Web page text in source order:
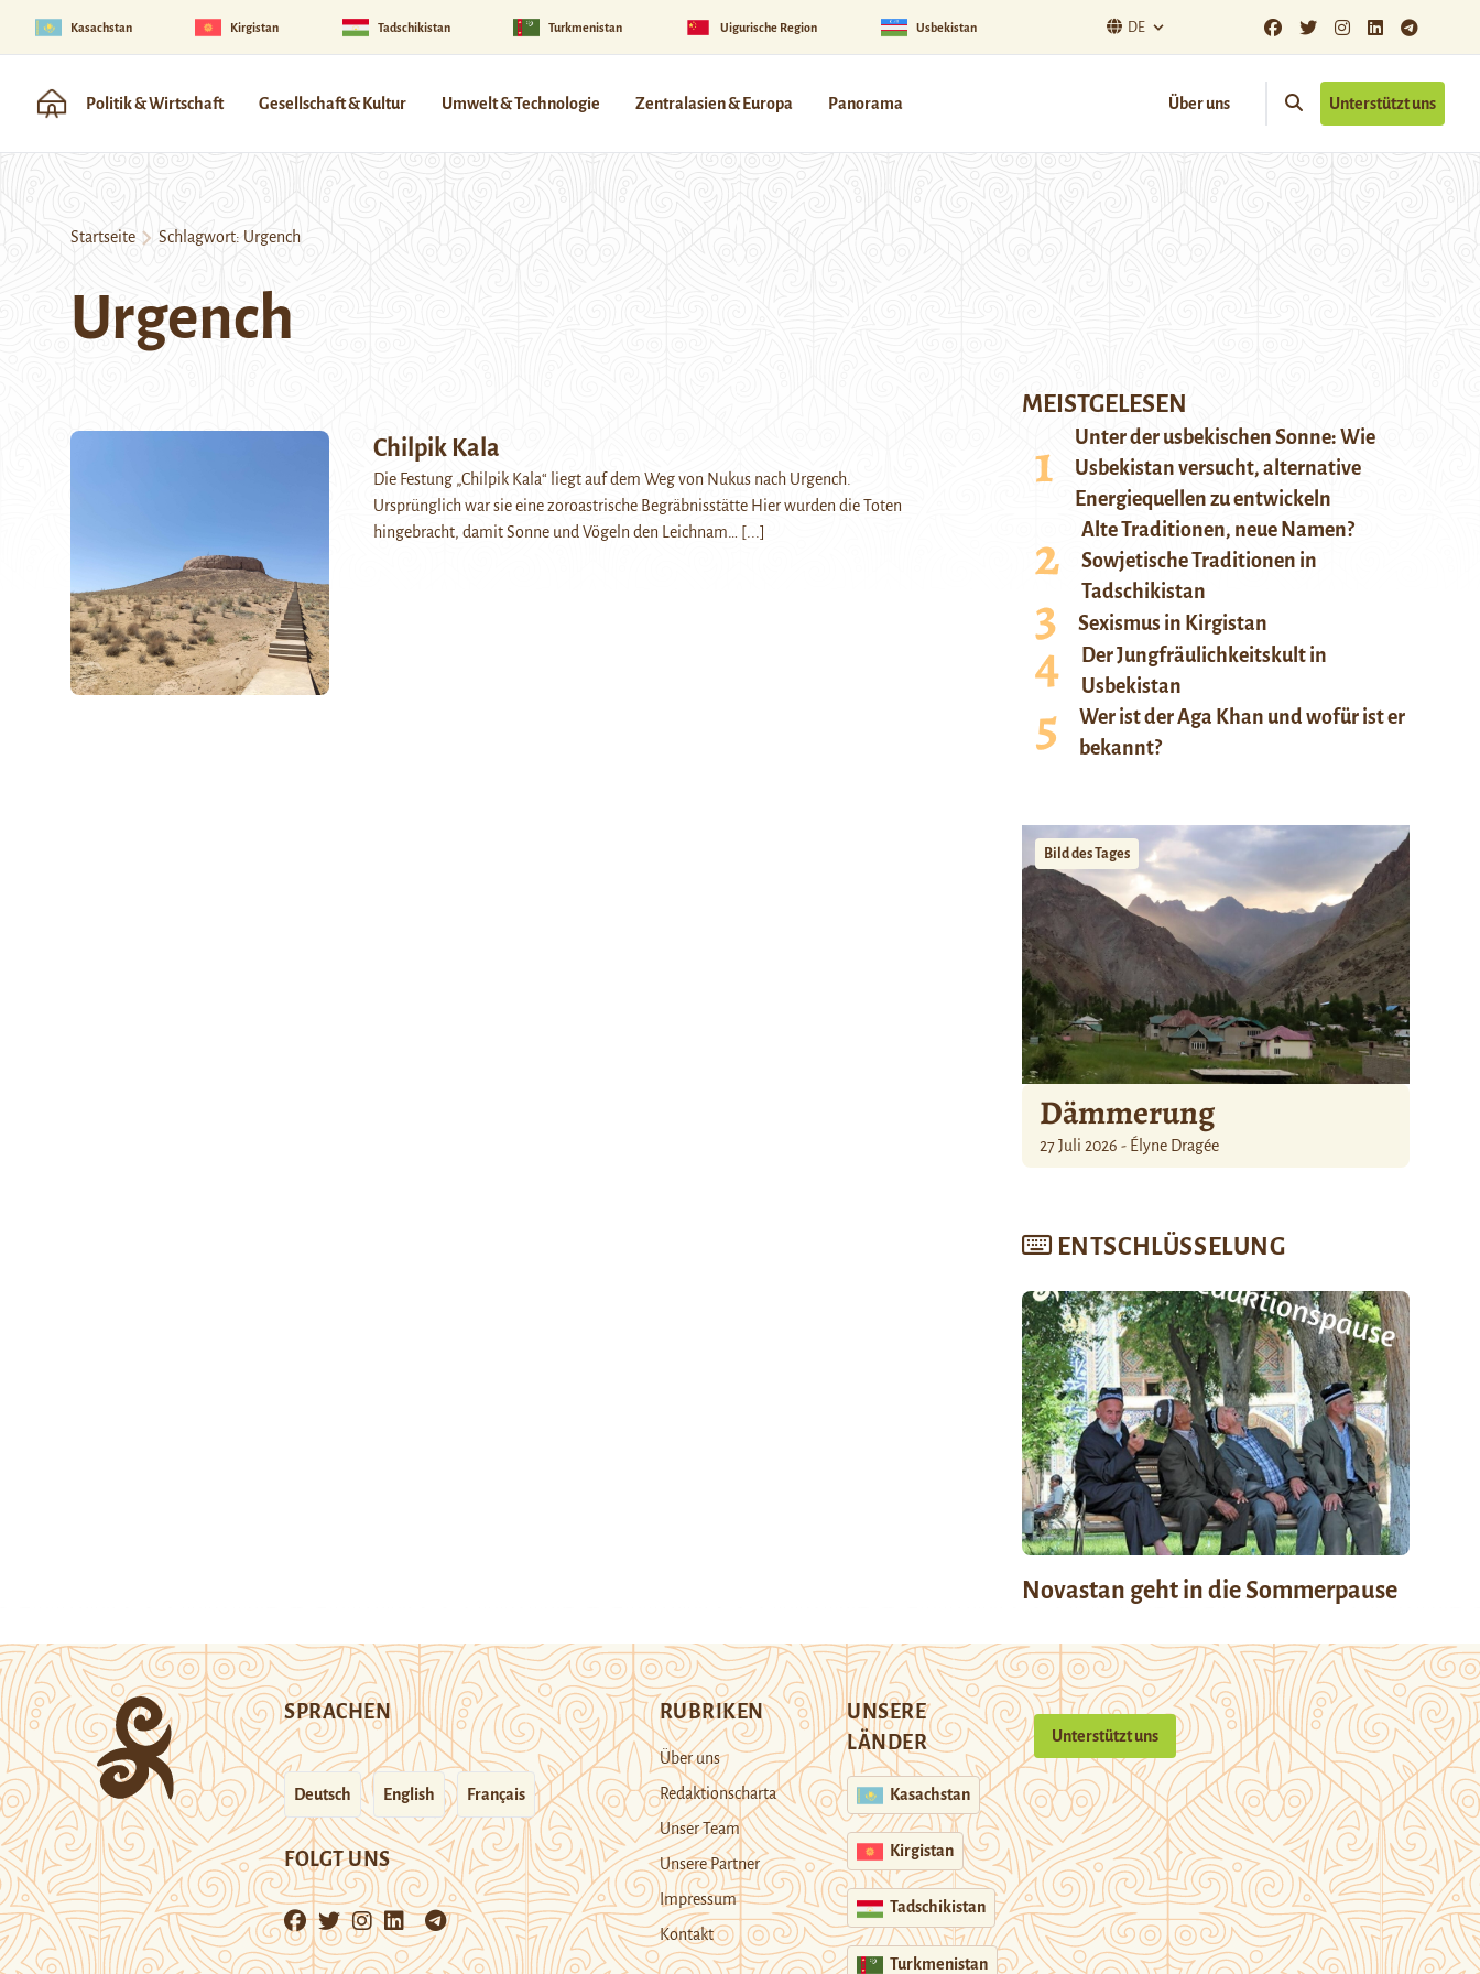
Kasachstan Kirgistan Tadschikistan Turkmenistan Uigurische Region Usbekistan DE
Politik & Wirtschaft Gesellschaft & Kultur Umwelt & Technologie Zentralasien & Europa Panorama Über uns Unterstützt uns
Startseite Schlagwort: Urgench
Urgench
Chilpik Kala
Die Festung „Chilpik Kala“ liegt auf dem Weg von Nukus nach Urgench.
Ursprünglich war sie eine zoroastrische Begräbnisstätte Hier wurden die Toten
hingebracht, damit Sonne und Vögeln den Leichnam…
[...]
MEISTGELESEN
Unter der usbekischen Sonne: Wie
Usbekistan versucht, alternative
Energiequellen zu entwickeln
Alte Traditionen, neue Namen?
Sowjetische Traditionen in
Tadschikistan
Sexismus in Kirgistan
Der Jungfräulichkeitskult in
Usbekistan
Wer ist der Aga Khan und wofür ist er
bekannt?
Bild des Tages
Dämmerung
27 Juli 2026 - Élyne Dragée
ENTSCHLÜSSELUNG
Novastan geht in die Sommerpause
SPRACHEN
Deutsch English Français
FOLGT UNS
RUBRIKEN
Über uns
Redaktionscharta
Unser Team
Unsere Partner
Impressum
Kontakt
UNSERE
LÄNDER
Kasachstan
Kirgistan
Tadschikistan
Turkmenistan
Unterstützt uns